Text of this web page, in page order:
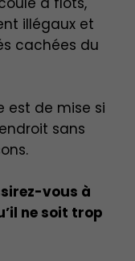
illégaux et
cachées du
est de mise si
sans
vous à
ne soit trop